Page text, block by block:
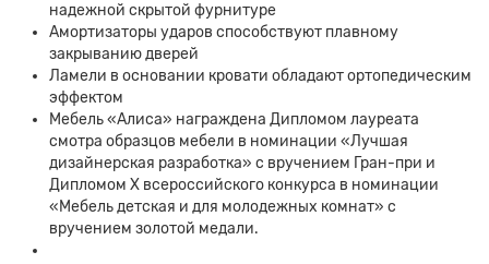
надежной скрытой фурнитуре
Амортизаторы ударов способствуют плавному
закрыванию дверей
Ламели в основании кровати обладают ортопедическим
эффектом
Мебель «Алиса» награждена Дипломом лауреата
смотра образцов мебели в номинации «Лучшая
дизайнерская разработка» с вручением Гран-при и
Дипломом Х всероссийского конкурса в номинации
«Мебель детская и для молодежных комнат» с
вручением золотой медали.